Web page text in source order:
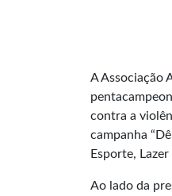
A Associação
contra a
campanha
Esporte,
Ao lado da